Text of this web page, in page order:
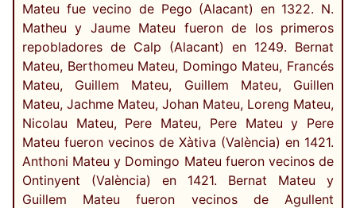
Mateu fue vecino de Pego (Alacant) en 1322. N.
Matheu y Jaume Mateu fueron de los primeros
repobladores de Calp (Alacant) en 1249. Bernat
Mateu, Berthomeu Mateu, Domingo Mateu, Francés
Mateu, Guillem Mateu, Guillem Mateu, Guillen
Mateu, Jachme Mateu, Johan Mateu, Loreng Mateu,
Nicolau Mateu, Pere Mateu, Pere Mateu y Pere
Mateu fueron vecinos de Xàtiva (València) en 1421.
Anthoni Mateu y Domingo Mateu fueron vecinos de
Ontinyent (València) en 1421. Bernat Mateu y
Guillem Mateu fueron vecinos de Agullent